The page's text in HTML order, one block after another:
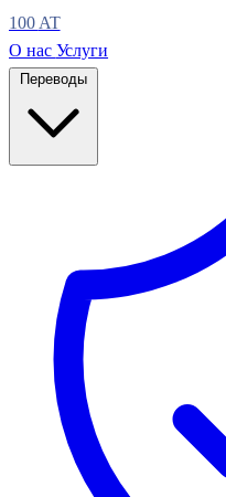
100 AT
О нас Услуги